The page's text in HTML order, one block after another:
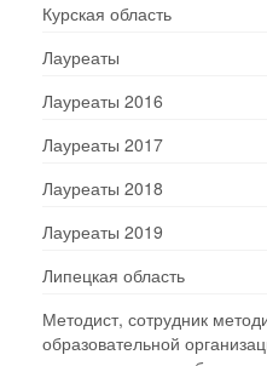
Курская область
Лауреаты
Лауреаты 2016
Лауреаты 2017
Лауреаты 2018
Лауреаты 2019
Липецкая область
Методист, сотрудник
образовательной